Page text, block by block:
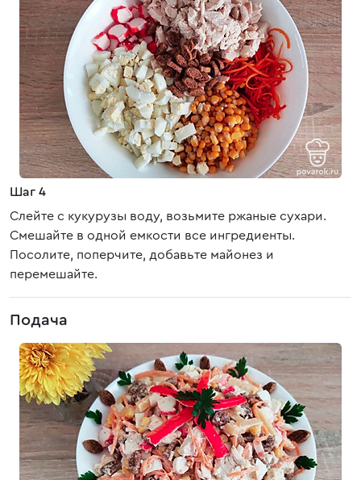
Шаг 4
Слейте с кукурузы воду, возьмите ржаные сухари.
Смешайте в одной емкости все ингредиенты.
Посолите, поперчите, добавьте майонез и
перемешайте.
Подача